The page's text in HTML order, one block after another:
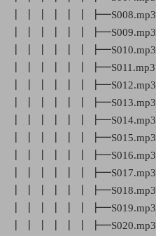
┃ ┃ ┃ ┃ ┃ ┃ ┣━S008.mp3
┃ ┃ ┃ ┃ ┃ ┃ ┣━S009.mp3
┃ ┃ ┃ ┃ ┃ ┃ ┣━S010.mp3
┃ ┃ ┃ ┃ ┃ ┃ ┣━S011.mp3
┃ ┃ ┃ ┃ ┃ ┃ ┣━S012.mp3
┃ ┃ ┃ ┃ ┃ ┃ ┣━S013.mp3
┃ ┃ ┃ ┃ ┃ ┃ ┣━S014.mp3
┃ ┃ ┃ ┃ ┃ ┃ ┣━S015.mp3
┃ ┃ ┃ ┃ ┃ ┃ ┣━S016.mp3
┃ ┃ ┃ ┃ ┃ ┃ ┣━S017.mp3
┃ ┃ ┃ ┃ ┃ ┃ ┣━S018.mp3
┃ ┃ ┃ ┃ ┃ ┃ ┣━S019.mp3
┃ ┃ ┃ ┃ ┃ ┃ ┣━S020.mp3